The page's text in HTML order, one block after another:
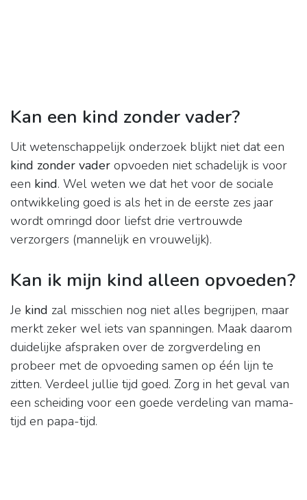
Kan een kind zonder vader?
Uit wetenschappelijk onderzoek blijkt niet dat een
kind zonder vader opvoeden niet schadelijk is voor
een kind. Wel weten we dat het voor de sociale
ontwikkeling goed is als het in de eerste zes jaar
wordt omringd door liefst drie vertrouwde
verzorgers (mannelijk en vrouwelijk).
Kan ik mijn kind alleen opvoeden?
Je kind zal misschien nog niet alles begrijpen, maar
merkt zeker wel iets van spanningen. Maak daarom
duidelijke afspraken over de zorgverdeling en
probeer met de opvoeding samen op één lijn te
zitten. Verdeel jullie tijd goed. Zorg in het geval van
een scheiding voor een goede verdeling van mama-
tijd en papa-tijd.